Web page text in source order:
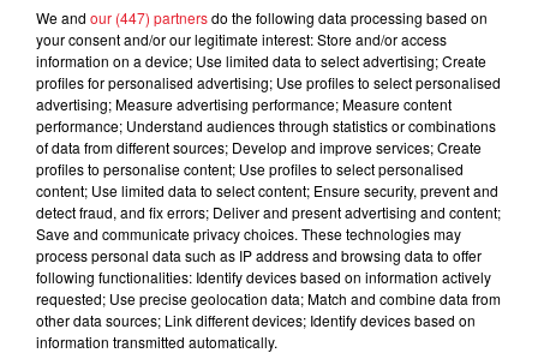
LES DERNIÈRES NEWS Voir plus
Jay-Z se bat contre la grand-mère
d'un homme prétendant être son fils
Cassie met fin à une ex-escorte
masculine dans sa bataille...
We and our (447) partnersdo the following data processing based on
your consent and/or our legitimate interest: Store and/or access
information on a device; Use limited data to select advertising; Create
profiles for personalised advertising; Use profiles to select personalised
advertising; Measure advertising performance; Measure content
performance; Understand audiences through statistics or combinations
of data from different sources; Develop and improve services; Create
profiles to personalise content; Use profiles to select personalised
content; Use limited data to select content; Ensure security, prevent and
detect fraud, and fix errors; Deliver and present advertising and content;
Save and communicate privacy choices. These technologies may
process personal data such as IP address and browsing data to offer
following functionalities: Identify devices based on information actively
requested; Use precise geolocation data; Match and combine data from
other data sources; Link different devices; Identify devices based on
information transmitted automatically.